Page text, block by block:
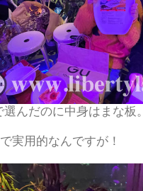
選んだのに中身はまな板。
実用的なんですが！